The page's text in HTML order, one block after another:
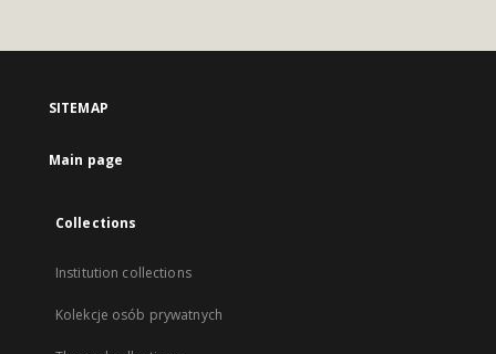
SITEMAP
Main page
Collections
Institution collections
Kolekcje osób prywatnych